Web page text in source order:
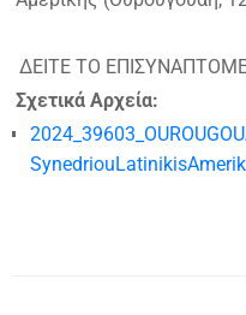
ΔΕΙΤΕ ΤΟ
Σχετικά Αρχεία: